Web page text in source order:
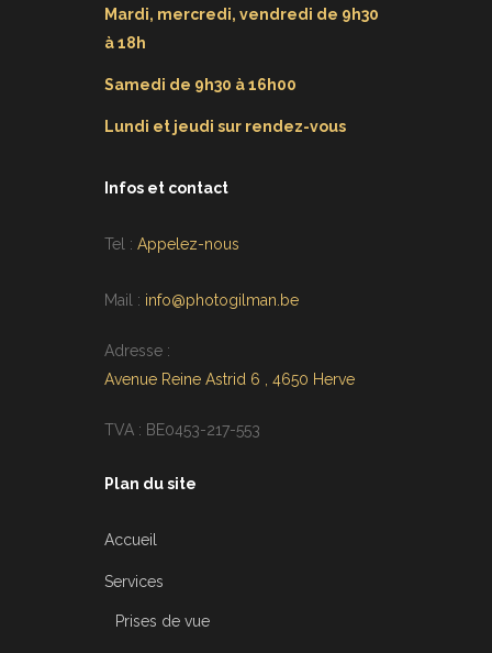
Mardi, mercredi, vendredi de 9h30
à 18h
Samedi de 9h30 à 16h00
Lundi et jeudi sur rendez-vous
Infos et contact
Tel : Appelez-nous
Mail : info@photogilman.be
Adresse :
Avenue Reine Astrid 6 , 4650 Herve
TVA : BE0453-217-553
Plan du site
Accueil
Services
Prises de vue